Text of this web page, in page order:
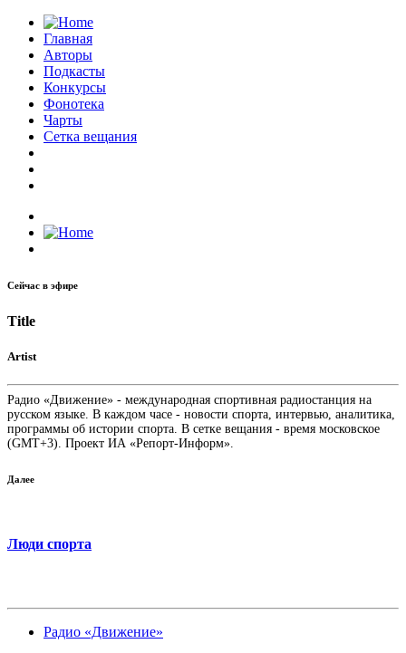
Главная
Авторы
Подкасты
Конкурсы
Фонотека
Чарты
Сетка вещания
Сейчас в эфире
Title
Artist
Радио «Движение» - международная спортивная радиостанция на
русском языке. В каждом часе - новости спорта, интервью, аналитика,
программы об истории спорта. В сетке вещания - время московское
(GMT+3). Проект ИА «Репорт-Информ».
Далее
Люди спорта
Радио «Движение»